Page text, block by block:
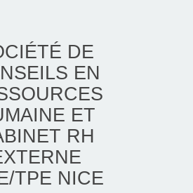
DE
EN
ET
RH
TPE NICE